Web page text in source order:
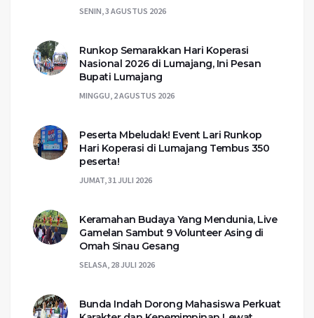
SENIN, 3 AGUSTUS 2026
Runkop Semarakkan Hari Koperasi
Nasional 2026 di Lumajang, Ini Pesan
Bupati Lumajang
MINGGU, 2 AGUSTUS 2026
Peserta Mbeludak! Event Lari Runkop
Hari Koperasi di Lumajang Tembus 350
peserta!
JUMAT, 31 JULI 2026
Keramahan Budaya Yang Mendunia, Live
Gamelan Sambut 9 Volunteer Asing di
Omah Sinau Gesang
SELASA, 28 JULI 2026
Bunda Indah Dorong Mahasiswa Perkuat